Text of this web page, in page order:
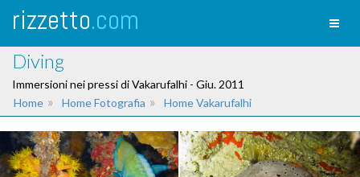
rizzetto.com
Diving
Immersioni nei pressi di Vakarufalhi - Giu. 2011
Home » Home Fotografia » Home Vakarufalhi